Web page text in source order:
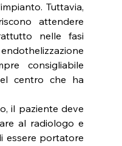
Tuttavia,
attendere
nelle fasi
consigliabile
centro che ha
il paziente deve
al radiologo e
essere portatore